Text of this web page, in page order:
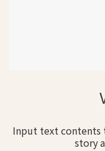
Input text
story